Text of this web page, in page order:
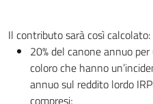
Il contributo sarà così calcolato:
20% del canone annuo
coloro che hanno
annuo sul reddito lordo
compresi;